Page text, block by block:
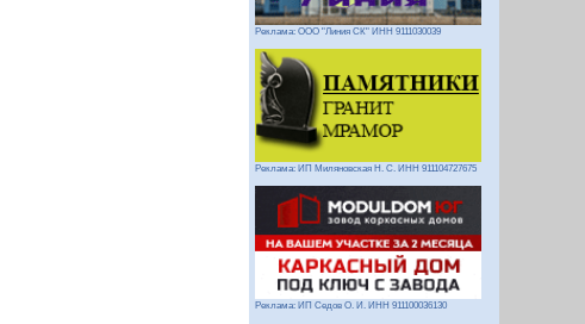
Реклама: ООО "Линия СК" ИНН 9111030039
Реклама: ИП Миляновская Н. С. ИНН 911104727675
Реклама: ИП Седов О. И. ИНН 911100036130